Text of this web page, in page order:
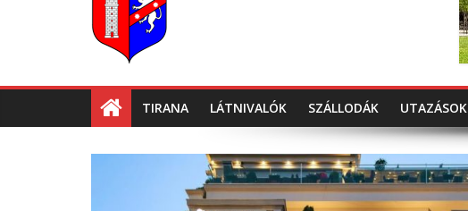
TIRANA LÁTNIVALÓK SZÁLLODÁK UTAZÁSOK